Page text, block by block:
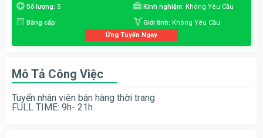
Số lượng: 5 Kinh nghiệm: Không Yêu Cầu
Bằng cấp: Giới tính: Không Yêu Cầu
Ứng Tuyển Ngay
Mô Tả Công Việc
Tuyển nhân viên bán hàng thời trang
FULL TIME: 9h- 21h